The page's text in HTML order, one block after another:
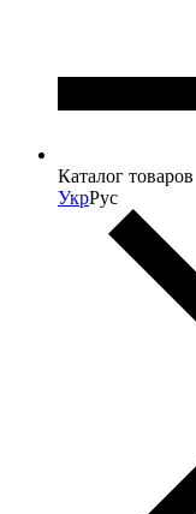
Каталог товаров
УкрРус